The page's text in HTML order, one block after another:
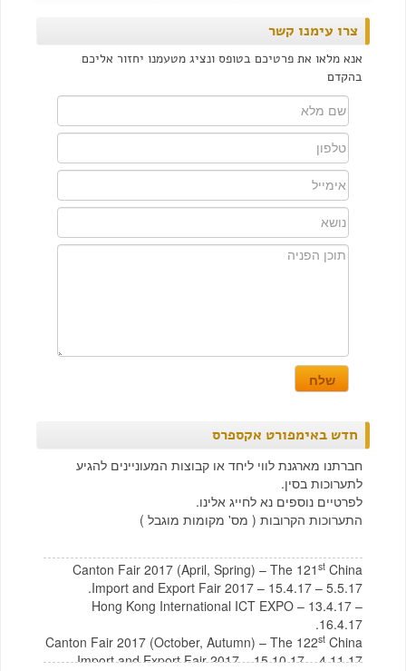
צרו עימנו קשר
אנא מלאו את פרטיכם בטופס ונציג מטעמנו יחזור אליכם
בהקדם
חדש באימפורט אקספרס
חברתנו מארגנת לווי ליחד או קבוצות המעוניינים להגיע
לתערוכות בסין.
לפרטיים נוספים נא לחייג אלינו.
התערוכות הקרובות ( מס' מקומות מוגבל )
Canton Fair 2017 (April, Spring) – The 121 stChina
Import and Export Fair 2017 – 15.4.17 – 5.5.17.
Hong Kong International ICT EXPO – 13.4.17 –
16.4.17.
Canton Fair 2017 (October, Autumn) – The 122 stChina
Import and Export Fair 2017 – 15.10.17 – 4.11.17